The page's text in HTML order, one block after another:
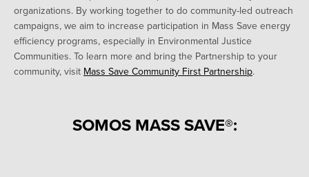
organizations. By working together to do community-led outreach
campaigns, we aim to increase participation in Mass Save energy
efficiency programs, especially in Environmental Justice
Communities. To learn more and bring the Partnership to your
community, visit Mass Save Community First Partnership.
SOMOS MASS SAVE®: